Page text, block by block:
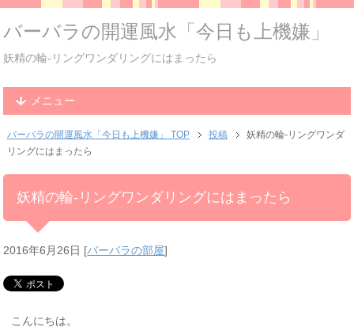
バーバラの開運風水「今日も上機嫌」
妖精の輪-リングワンダリングにはまったら
メニュー
バーバラの開運風水「今日も上機嫌」 TOP 投稿
妖精の輪-リングワンダ
リングにはまったら
妖精の輪-リングワンダリングにはまったら
2016年6月26日 [バーバラの部屋]
こんにちは。